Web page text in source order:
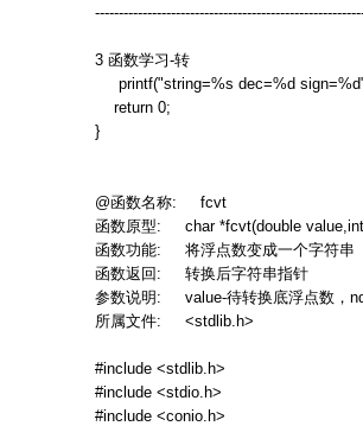
3 函数学习-转
printf("string=%s dec=%d
return 0;
}
@函数名称: fcvt
函数原型: char *fcvt(double
函数功能: 将浮点数变成一个字符串
函数返回: 转换后字符串指针
参数说明: value-待转换底浮点数，
所属文件: <stdlib.h>
#include <stdlib.h>
#include <stdio.h>
#include <conio.h>